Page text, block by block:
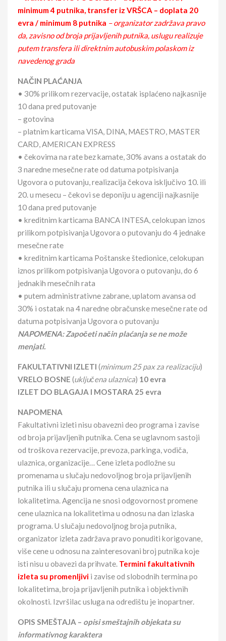
minimum 4 putnika, transfer iz VRŠCA – doplata 20
evra / minimum 8 putnika – organizator zadržava pravo
da, zavisno od broja prijavljenih putnika, uslugu realizuje
putem transfera ili direktnim autobuskim polaskom iz
navedenog grada
NAČIN PLAĆANJA
• 30% prilikom rezervacije, ostatak isplaćeno najkasnije
10 dana pred putovanje
– gotovina
– platnim karticama VISA, DINA, MAESTRO, MASTER
CARD, AMERICAN EXPRESS
• čekovima na rate bez kamate, 30% avans a ostatak do
3 naredne mesečne rate od datuma potpisivanja
Ugovora o putovanju, realizacija čekova isključivo 10. ili
20. u mesecu – čekovi se deponiju u agenciji najkasnije
10 dana pred putovanje
• kreditnim karticama BANCA INTESA, celokupan iznos
prilikom potpisivanja Ugovora o putovanju do 4 jednake
mesečne rate
• kreditnim karticama Poštanske štedionice, celokupan
iznos prilikom potpisivanja Ugovora o putovanju, do 6
jednakih mesečnih rata
• putem administrativne zabrane, uplatom avansa od
30% i ostatak na 4 naredne obračunske mesečne rate od
datuma potpisivanja Ugovora o putovanju
NAPOMENA: Započeti način plaćanja se ne može
menjati.
FAKULTATIVNI IZLETI (minimum 25 pax za realizaciju)
VRELO BOSNE (uključena ulaznica) 10 evra
IZLET DO BLAGAJA I MOSTARA 25 evra
NAPOMENA
Fakultativni izleti nisu obavezni deo programa i zavise
od broja prijavljenih putnika. Cena se uglavnom sastoji
od troškova rezervacije, prevoza, parkinga, vodiča,
ulaznica, organizacije… Cene izleta podložne su
promenama u slučaju nedovoljnog broja prijavljenih
putnika ili u slučaju promena cena ulaznica na
lokalitetima. Agencija ne snosi odgovornost promene
cene ulaznica na lokalitetima u odnosu na dan izlaska
programa. U slučaju nedovoljnog broja putnika,
organizator izleta zadržava pravo ponuditi korigovane,
više cene u odnosu na zainteresovani broj putnika koje
isti nisu u obavezi da prihvate. Termini fakultativnih
izleta su promenljivi i zavise od slobodnih termina po
lokalitetima, broja prijavljenih putnika i objektivnih
okolnosti. Izvršilac usluga na odredištu je inopartner.
OPIS SMEŠTAJA – opisi smeštajnih objekata su
informativnog karaktera